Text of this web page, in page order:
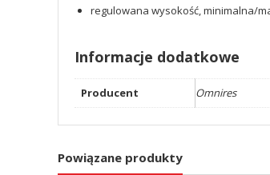
regulowana wysokość, minimalna/
Informacje dodatkowe
Producent Omnires
Powiązane produkty